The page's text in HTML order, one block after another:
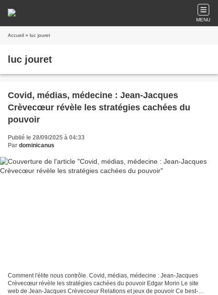
MENU
Accueil » luc jouret
luc jouret
Covid, médias, médecine : Jean-Jacques
Crèvecœur révèle les stratégies cachées du
pouvoir
Publié le 28/09/2025 à 04:33
Par dominicanus
Comment l'élite nous contrôle. Covid, médias, médecine : Jean-Jacques
Crèvecœur révèle les stratégies cachées du pouvoir Edgar Morin Le site
web de Jean-Jacques Crèvecoeur Relations et jeux de pouvoir Ce best-